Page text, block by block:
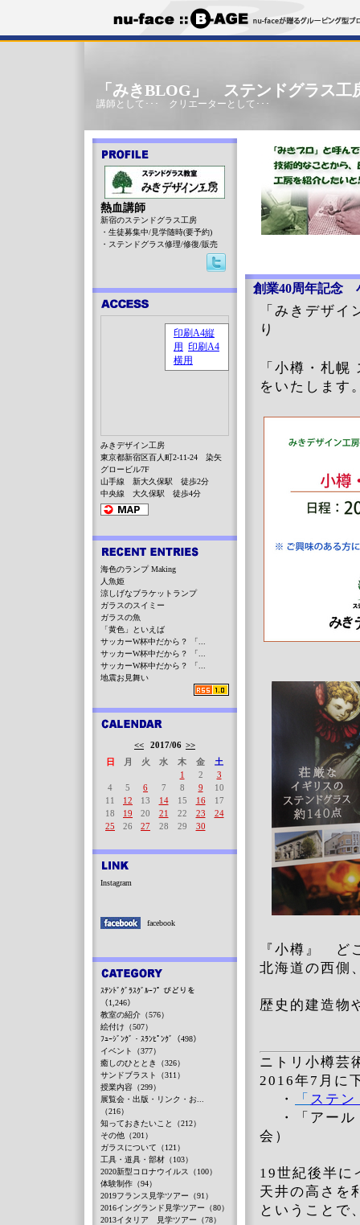
「みきBLOG」 ステンドグラス工
講師として･･･ クリエーターとして･･･
創業40周年記念
「みきデザ
り
「小樽・札
をいたします
『小樽』 ど
北海道の西側
歴史的建造物
ニトリ小樽芸
2016年7月に
・
「 ステン
・「アー
会）
19世紀後半に
天井の高さを
ということで
熱血講師
新宿のステンドグラス工房
・生徒募集中/見学随時(要予約)
・ステンドグラス修理/修復/販売
みきデザイン工房
東京都新宿区百人町2-11-24 染矢
グロービル7F
山手線 新大久保駅 徒歩2分
中央線 大久保駅 徒歩4分
海色のランプ Making
人魚姫
涼しげなブラケットランプ
ガラスのスイミー
ガラスの魚
「黄色」といえば
サッカーW杯中だから？ 「...
サッカーW杯中だから？ 「...
サッカーW杯中だから？ 「...
地震お見舞い
<< 2017/06 >>
日
月 火 水 木 金
土
1
2
3
4
5 6 7 8 9
10
11
12 13 14 15 16
17
18
19 20 21 22 23
24
25
26 27 28 29 30
Instagram
facebook
ｽﾃﾝﾄﾞｸﾞﾗｽｸﾞﾙｰﾌﾟ びどりを
（1,246）
教室の紹介（576）
絵付け（507）
ﾌｭｰｼﾞﾝｸﾞ・ｽﾗﾝﾋﾟﾝｸﾞ（498）
イベント（377）
癒しのひととき（326）
サンドブラスト（311）
授業内容（299）
展覧会・出版・リンク・お...
（216）
知っておきたいこと（212）
その他（201）
ガラスについて（121）
工具・道具・部材（103）
2020新型コロナウイルス（100）
体験制作（94）
2019フランス見学ツアー（91）
2016イングランド見学ツアー（80）
2013イタリア 見学ツアー（78）